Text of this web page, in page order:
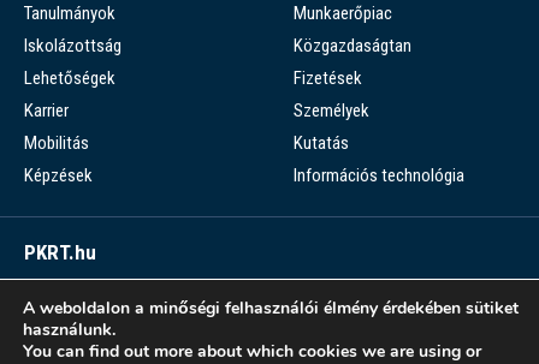
Tanulmányok
Iskolázottság
Lehetőségek
Karrier
Mobilitás
Képzések
Munkaerőpiac
Közgazdaságtan
Fizetések
Személyek
Kutatás
Információs technológia
PKRT.hu
Piaci Kérdések Részletes Tára
PKRT >
A weboldalon a minőségi felhasználói élmény érdekében sütiket
használunk.
You can find out more about which cookies we are using or